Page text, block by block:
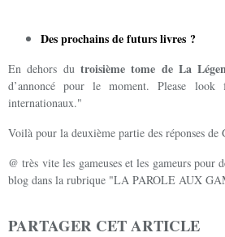
Des prochains de futurs livres ?
En dehors du troisième tome de La
d’annoncé pour le moment. Please look
internationaux."
Voilà pour la deuxième partie des réponses de
@ très vite les gameuses et les gameurs pour
blog dans la rubrique "LA PAROLE AUX
PARTAGER CET ARTICLE